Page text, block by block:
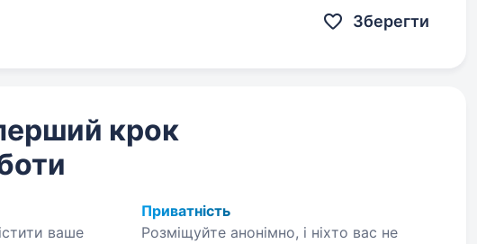
Зберегти
крок
ваше
Приватність
Розміщуйте анонімно, і ніхто вас не